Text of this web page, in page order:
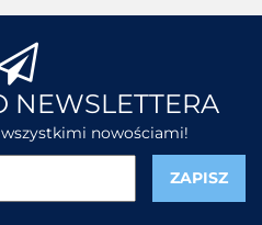
NEWSLETTERA
wszystkimi nowościami!